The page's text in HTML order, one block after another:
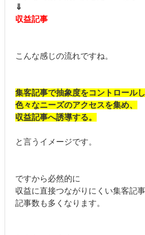
⇓
収益記事
こんな感じの流れですね。
集客記事で抽象度をコントロール
色々なニーズのアクセスを集め、
収益記事へ誘導する。
と言うイメージです。
ですから必然的に
収益に直接つながりにくい集客記
記事数も多くなります。